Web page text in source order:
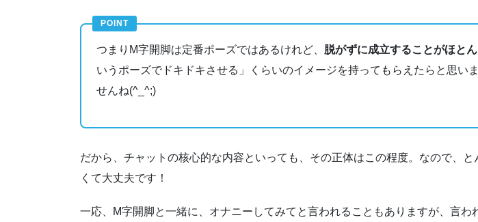
つまりM字開脚は定番ポーズではあるけれど、 脱がずに成立することがほと
いうポーズでドキドキさせる」くらいのイメージを持ってもらえたらと思い
せんね(^_^;)
だから、チャットの核心的な内容といっても、その正体はこの程度。なので、
くて大丈夫です！
一応、M字開脚と一緒に、オナニーしてみてと言われることもありますが、言わ